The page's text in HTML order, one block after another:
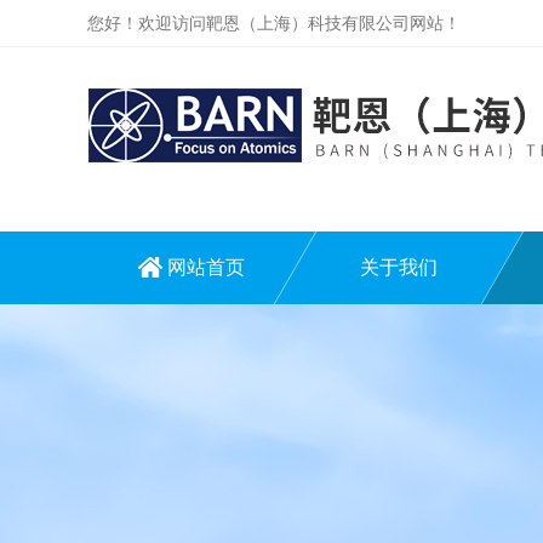
您好！欢迎访问靶恩（上海）科技有限公司网站！
网站首页 关于我们